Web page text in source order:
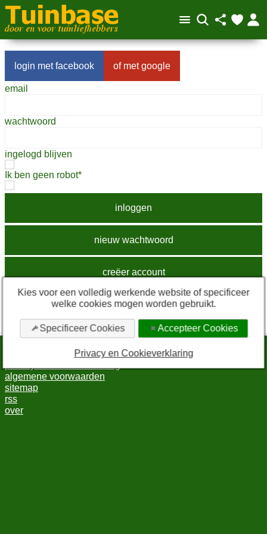
facebook google
email
wachtwoord
ingelogd blijven
Ik ben geen robot*
creëer account
* Vink deze checkbox aan om in te kunnen loggen.
Door in te loggen via sociale media gaat u akkoord met de
algemene voorwaardenen deprivacyverklaring.
bewerk cookie-instellingen
algemene voorwaarden
sitemap
rss
over
Kies voor een volledig werkende website of specificeer
welke cookies mogen worden gebruikt.
Specificeer Cookies Accepteer Cookies
Privacy en Cookieverklaring